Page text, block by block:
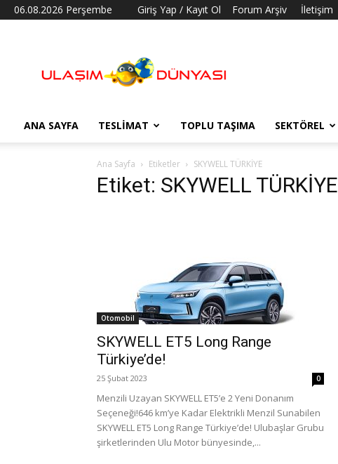
06.08.2026 Perşembe Giriş Yap / Kayıt Ol Forum Arşiv İletişim
Dünyası
ANA SAYFA TESLIMAT TOPLU TAŞIMA SEKTÖREL
Ana Sayfa Etiketler SKYWELL TÜRKİYE
Etiket: SKYWELL TÜRKİYE
Otomobil
SKYWELL ET5 Long Range
Türkiye’de!
25 Şubat 2023 0
Menzili Uzayan SKYWELL ET5’e 2 Yeni Donanım
Seçeneği!646 km’ye Kadar Elektrikli Menzil Sunabilen
SKYWELL ET5 Long Range Türkiye’de! Ulubaşlar Grubu
şirketlerinden Ulu Motor bünyesinde,...